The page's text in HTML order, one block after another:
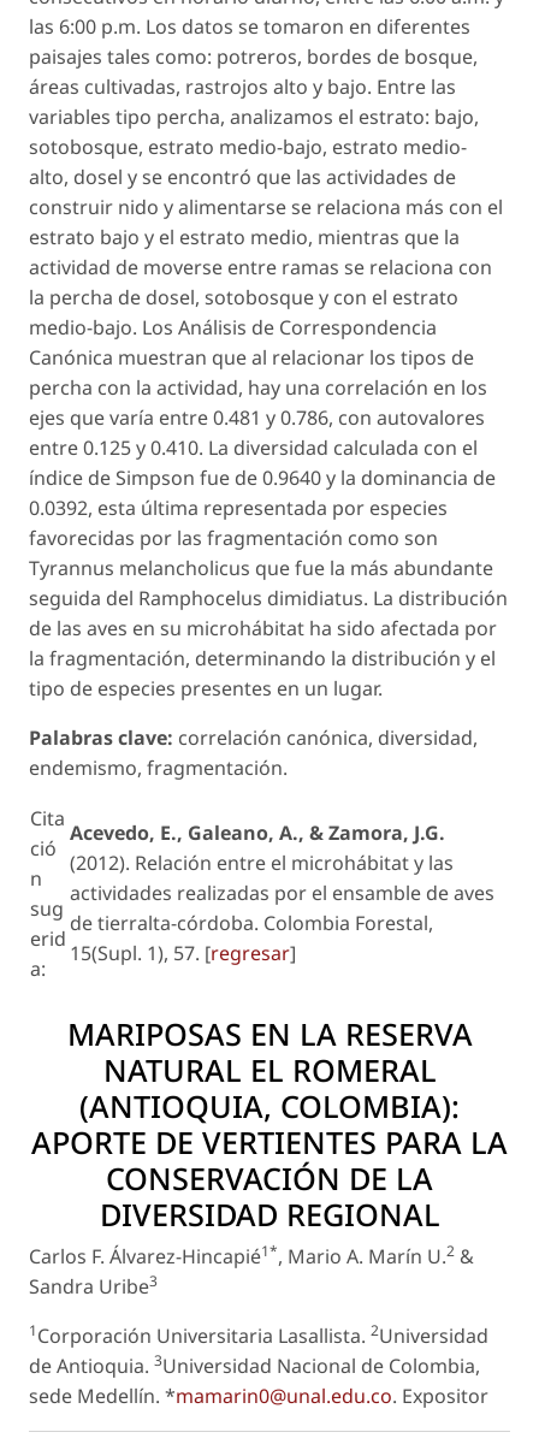
las 6:00 p.m. Los datos se tomaron en diferentes
paisajes tales como: potreros, bordes de bosque,
áreas cultivadas, rastrojos alto y bajo. Entre las
variables tipo percha, analizamos el estrato: bajo,
sotobosque, estrato medio-bajo, estrato medio-
alto, dosel y se encontró que las actividades de
construir nido y alimentarse se relaciona más con el
estrato bajo y el estrato medio, mientras que la
actividad de moverse entre ramas se relaciona con
la percha de dosel, sotobosque y con el estrato
medio-bajo. Los Análisis de Correspondencia
Canónica muestran que al relacionar los tipos de
percha con la actividad, hay una correlación en los
ejes que varía entre 0.481 y 0.786, con autovalores
entre 0.125 y 0.410. La diversidad calculada con el
índice de Simpson fue de 0.9640 y la dominancia de
0.0392, esta última representada por especies
favorecidas por las fragmentación como son
Tyrannus melancholicus que fue la más abundante
seguida del Ramphocelus dimidiatus. La distribución
de las aves en su microhábitat ha sido afectada por
la fragmentación, determinando la distribución y el
tipo de especies presentes en un lugar.
Palabras clave: correlación canónica, diversidad,
endemismo, fragmentación.
Cita
ció
n
sug
erid
a:
Acevedo, E., Galeano, A., & Zamora, J.G.
(2012). Relación entre el microhábitat y las
actividades realizadas por el ensamble de aves
de tierralta-córdoba. Colombia Forestal,
15(Supl. 1), 57. [regresar]
MARIPOSAS EN LA RESERVA
NATURAL EL ROMERAL
(ANTIOQUIA, COLOMBIA):
APORTE DE VERTIENTES PARA LA
CONSERVACIÓN DE LA
DIVERSIDAD REGIONAL
Carlos F. Álvarez-Hincapié1*, Mario A. Marín U.2 &
Sandra Uribe3
1Corporación Universitaria Lasallista. 2Universidad
de Antioquia. 3Universidad Nacional de Colombia,
sede Medellín. *mamarin0@unal.edu.co. Expositor